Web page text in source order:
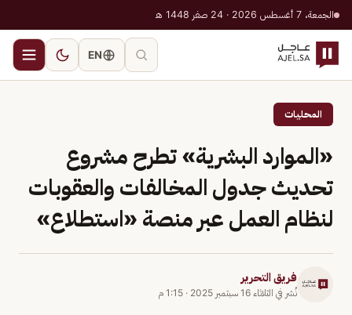
الجمعة، 7 أغسطس 2026 · 24 صفر 1448 هـ
EN
المحليات
«الموارد البشرية» تطرح مشروع
تحديث جدول المخالفات والعقوبات
لنظام العمل عبر منصة «استطلاع»
فريق التحرير
نُشر في الثلاثاء 16 سبتمبر 2025 · 1:15 م